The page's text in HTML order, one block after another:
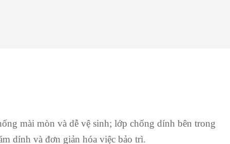
mài mòn và dễ vệ sinh; lớp chống dính bên trong
dính và đơn giản hóa việc bảo trì.